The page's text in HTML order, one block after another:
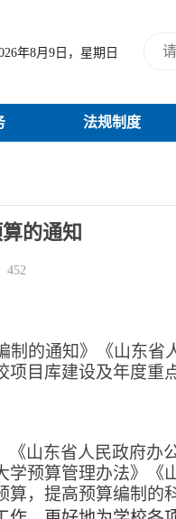
年8月9日，星期日
法规制度
的通知
452
制的通知》《山东省
项目库建设及年度重
山东省人民政府办
预算管理办法》《
，提高预算编制的